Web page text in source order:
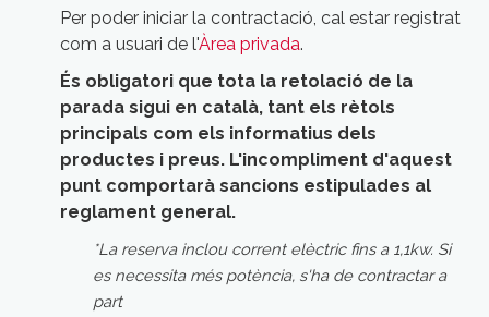
Per poder iniciar la contractació, cal estar registrat
com a usuari de l'Àrea privada.
És obligatori que tota la retolació de la
parada sigui en català, tant els rètols
principals com els informatius dels
productes i preus. L'incompliment d'aquest
punt comportarà sancions estipulades al
reglament general.
*La reserva inclou corrent elèctric fins a 1,1kw. Si
es necessita més potència, s'ha de contractar a
part